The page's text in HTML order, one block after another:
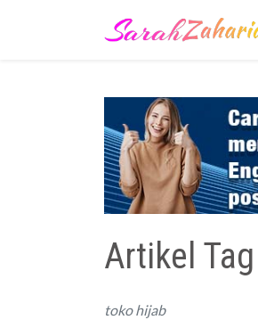
Artikel Tag
toko hijab